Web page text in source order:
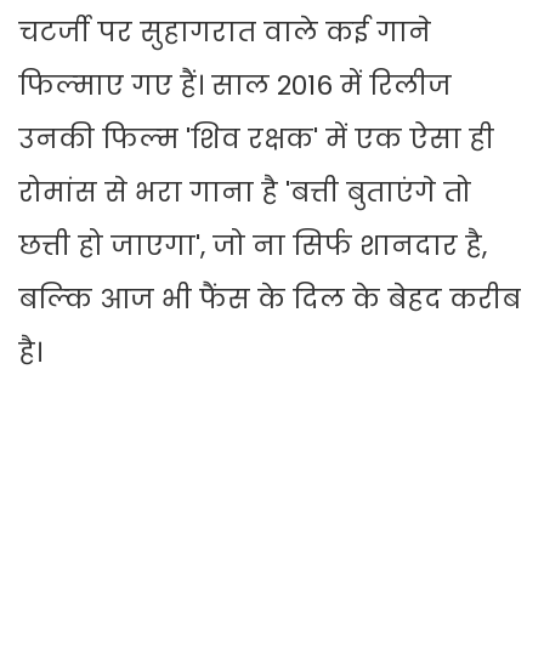
चटर्जी पर सुहागरात वाले कई गाने
फिल्‍माए गए हैं। साल 2016 में रिलीज
उनकी फिल्‍म 'श‍िव रक्षक' में एक ऐसा ही
रोमांस से भरा गाना है 'बत्ती बुताएंगे तो
छत्ती हो जाएगा', जो ना सिर्फ शानदार है,
बल्‍क‍ि आज भी फैंस के दिल के बेहद करीब
है।